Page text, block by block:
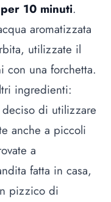
10 minuti.
aromatizzata
utilizzate il
con una forchetta.
ingredienti:
di utilizzare
anche a piccoli
a
fatta in casa,
pizzico di